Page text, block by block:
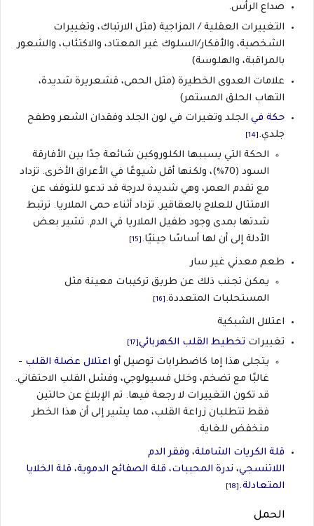
صداع الرأس.
التغييرات العقلية / المزاجية (مثل الارتباك، وتغييرات
الشخصية، والأفكار/السلوك غير المعتاد، والاكتئاب، والشعور
بالمراقبة، والهلوسة)
علامات العدوى الخطيرة (مثل الحمى، قشعريرة شديدة،
التهاب الحلق المستمر)
حكة في الجلد وتغيرات في لون الجلد وفقدان الشعر وطفح
جلدي. [14]
الحكة التي يسببها الكلوروكين شائعة جدًا بين الأفارقة
السود (70٪)، ولكنها أقل شيوعًا في الأعراق الأخرى. تزداد
مع تقدم العمر، وهي شديدة لدرجة قد تدعو للتوقف عن
الامتثال للعلاج بالعقاقير. تزداد أثناء حمى الملاريا. ترتبط
شدتها بمدى وجود طفيل الملاريا في الدم. تشير بعض
الأدلة إلى أن لها أساسًا جينيًا.
طعم معدني غير سار
يمكن تجنب ذلك عن طريق تركيبات معينة مثل
المستحلبات المتعددة.
اعتلال الشبكية
تغييرات تخطيط القلب الكهربائي
يتجلى هذا إما كاضطرابات توصيل أو اعتلال عضلة القلب -
غالبًا مع تضخم، وخلل فسيولوجي، وفشل القلب الاحتقاني.
قد تكون التغييرات لا رجعة فيها. تم الإبلاغ عن حالتين
فقط تتطلبان زراعة القلب، مما يشير إلى أن هذا الخطر
منخفض للغاية.
قلة الكريات الشاملة، وفقر الدم
اللاتنسجي، ندرة المحببات، قلة الصفائح الدموية، قلة الخلايا
المتعادلة.
[18]
الحمل